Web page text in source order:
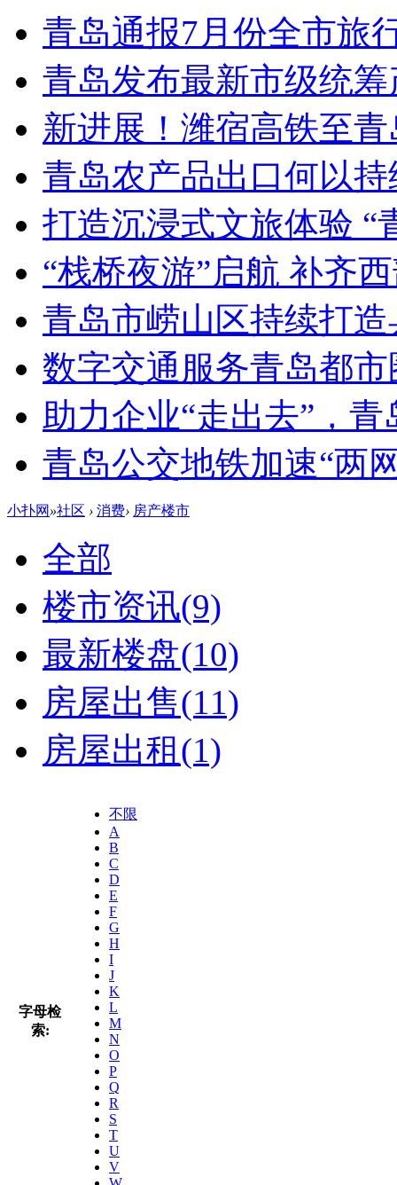
青岛通报7月份全市旅
青岛发布最新市级统
新进展！潍宿高铁至
青岛农产品出口何以持
打造沉浸式文旅体验 “
“栈桥夜游”启航 补齐
青岛市崂山区持续打
数字交通服务青岛都
助力企业“走出去”，
青岛公交地铁加速“两
小扑网 »社区 › 消费› 房产楼市
全部
楼市资讯(9)
最新楼盘(10)
房屋出售(11)
房屋出租(1)
字母检
索:
不限
A
B
C
D
E
F
G
H
I
J
K
L
M
N
O
P
Q
R
S
T
U
V